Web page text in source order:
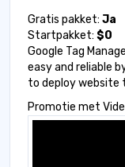
Gratis pakket: Ja
Startpakket: $0
Google Tag
easy and reliable
to deploy website
Promotie met